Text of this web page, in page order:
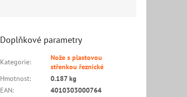
Doplňkové parametry
Kategorie:
Nože s plastovou
střenkou řeznické
Hmotnost:
0.187 kg
EAN:
4010303000764